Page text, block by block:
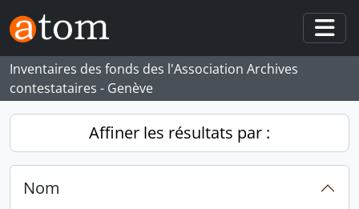
Skip to main content
Inventaires des fonds des l'Association Archives
contestataires - Genève
Affiner les résultats par :
Nom